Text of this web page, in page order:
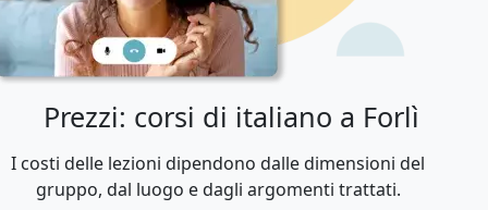
Prezzi: corsi di italiano a Forlì
I costi delle lezioni dipendono dalle dimensioni del
gruppo, dal luogo e dagli argomenti trattati.